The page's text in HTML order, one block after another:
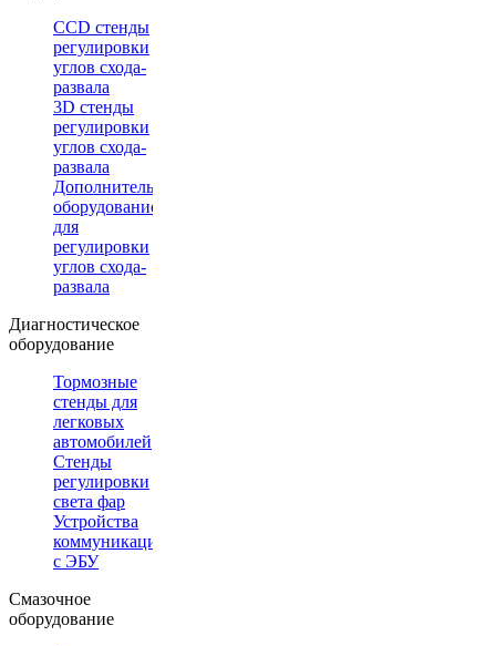
CCD стенды
регулировки
углов схода-
развала
3D стенды
регулировки
углов схода-
развала
Дополнительное
оборудование
для
регулировки
углов схода-
развала
Диагностическое
оборудование
Тормозные
стенды для
легковых
автомобилей
Стенды
регулировки
света фар
Устройства
коммуникации
с ЭБУ
Смазочное
оборудование